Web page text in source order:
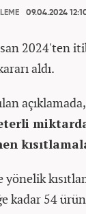
09.04.2024
2024'ten
aldı.
açıklamada,
yönelik
kadar 54